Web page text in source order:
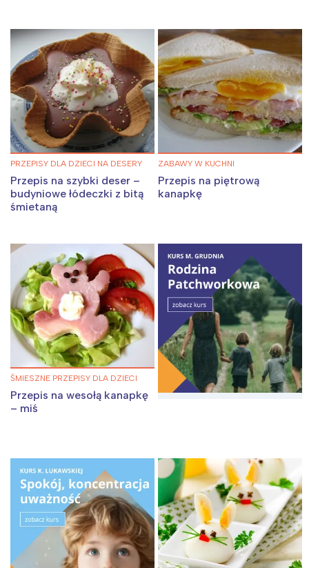
PRZEPISY DLA DZIECI NA DESERY
Przepis na szybki deser –
budyniowe łódeczki z bitą
śmietaną
ZABAWY W KUCHNI
Przepis na piętrową
kanapkę
ŚMIESZNE PRZEPISY DLA DZIECI
Przepis na wesołą kanapkę
– miś